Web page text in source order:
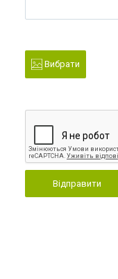
Вибрати
Відправити